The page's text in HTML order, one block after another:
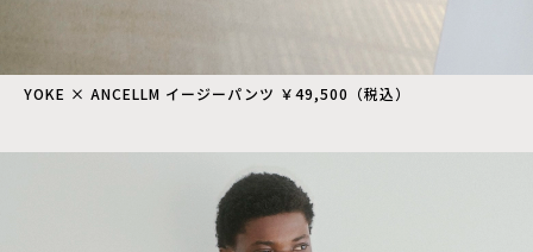
YOKE × ANCELLM イージーパンツ ￥49,500（税込）